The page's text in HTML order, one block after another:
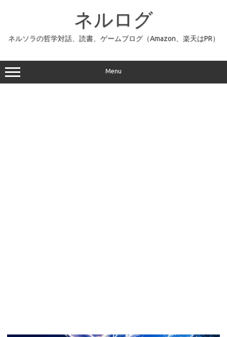
ッ
プ
ネルログ
ネルソラの哲学対話、読書、ゲームブログ（Amazon、楽天はPR）
Menu